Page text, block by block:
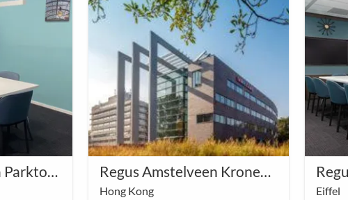
Regus Amstelveen Parktoren Regus Amstelveen Kronenburg
Hong Kong Eiffel